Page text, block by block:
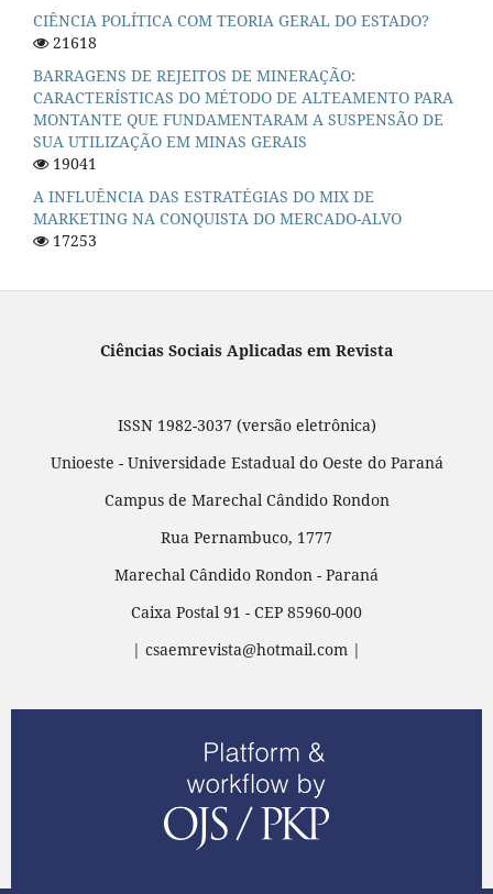
CIÊNCIA POLÍTICA COM TEORIA GERAL DO ESTADO?
21618
BARRAGENS DE REJEITOS DE MINERAÇÃO:
CARACTERÍSTICAS DO MÉTODO DE ALTEAMENTO PARA
MONTANTE QUE FUNDAMENTARAM A SUSPENSÃO DE
SUA UTILIZAÇÃO EM MINAS GERAIS
19041
A INFLUÊNCIA DAS ESTRATÉGIAS DO MIX DE
MARKETING NA CONQUISTA DO MERCADO-ALVO
17253
Ciências Sociais Aplicadas em Revista
ISSN 1982-3037 (versão eletrônica)
Unioeste - Universidade Estadual do Oeste do Paraná
Campus de Marechal Cândido Rondon
Rua Pernambuco, 1777
Marechal Cândido Rondon - Paraná
Caixa Postal 91 - CEP 85960-000
| csaemrevista@hotmail.com |